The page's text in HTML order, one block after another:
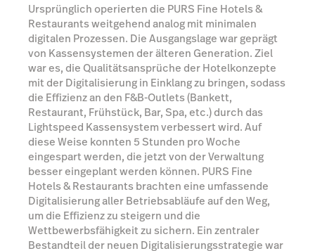
Ursprünglich operierten die PURS Fine Hotels &
Restaurants weitgehend analog mit minimalen
digitalen Prozessen. Die Ausgangslage war geprägt
von Kassensystemen der älteren Generation. Ziel
war es, die Qualitätsansprüche der Hotelkonzepte
mit der Digitalisierung in Einklang zu bringen, sodass
die Effizienz an den F&B-Outlets (Bankett,
Restaurant, Frühstück, Bar, Spa, etc.) durch das
Lightspeed Kassensystem verbessert wird. Auf
diese Weise konnten 5 Stunden pro Woche
eingespart werden, die jetzt von der Verwaltung
besser eingeplant werden können. PURS Fine
Hotels & Restaurants brachten eine umfassende
Digitalisierung aller Betriebsabläufe auf den Weg,
um die Effizienz zu steigern und die
Wettbewerbsfähigkeit zu sichern. Ein zentraler
Bestandteil der neuen Digitalisierungsstrategie war